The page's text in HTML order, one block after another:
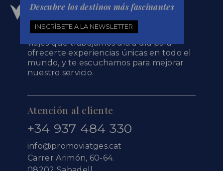
Descubre los destinos más fascinantes
INSCRÍBETE A LA NEWSLETTER
Promoviatges somos una agencia de
viajes que trabajamos día a día para
ofrecerte experiencias únicas en todo el
mundo, y te escuchamos para mejorar
nuestro servicio.
Atención al cliente
+34 937 484 330
info@promoviatges.cat
Carrer Arimón, 60-64.